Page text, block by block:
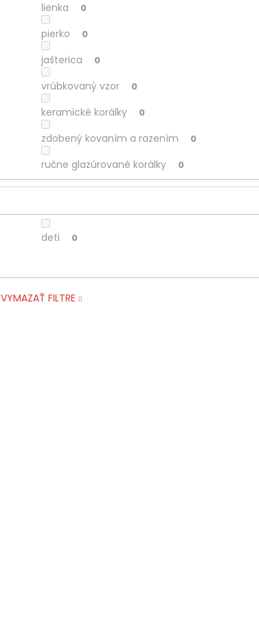
lienka 0
pierko 0
jašterica 0
vrúbkovaný vzor 0
keramické korálky 0
zdobený kovaním a razením 0
ručne glazúrované korálky 0
deti 0
VYMAZAŤ FILTRE